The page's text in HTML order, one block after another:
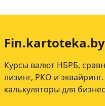
Fin.kartoteka.by
Курсы валют НБРБ,
лизинг, РКО и
калькуляторы для